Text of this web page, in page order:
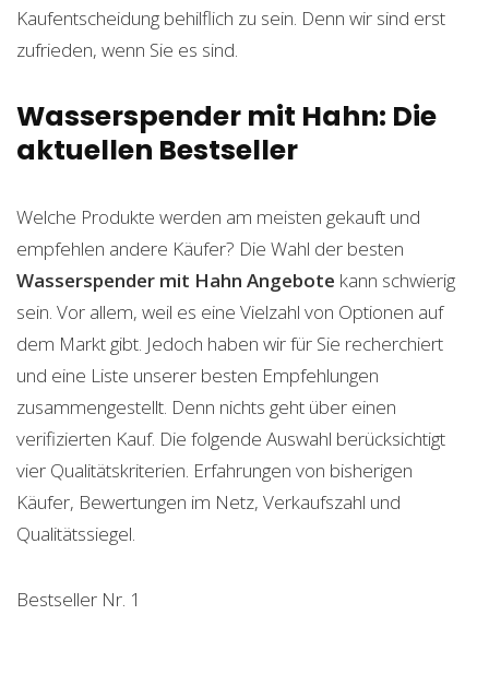
Kaufentscheidung behilflich zu sein. Denn wir sind erst
zufrieden, wenn Sie es sind.
Wasserspender mit Hahn: Die
aktuellen Bestseller
Welche Produkte werden am meisten gekauft und
empfehlen andere Käufer? Die Wahl der besten
Wasserspender mit Hahn Angebote kann schwierig
sein. Vor allem, weil es eine Vielzahl von Optionen auf
dem Markt gibt. Jedoch haben wir für Sie recherchiert
und eine Liste unserer besten Empfehlungen
zusammengestellt. Denn nichts geht über einen
verifizierten Kauf. Die folgende Auswahl berücksichtigt
vier Qualitätskriterien. Erfahrungen von bisherigen
Käufer, Bewertungen im Netz, Verkaufszahl und
Qualitätssiegel.
Bestseller Nr. 1